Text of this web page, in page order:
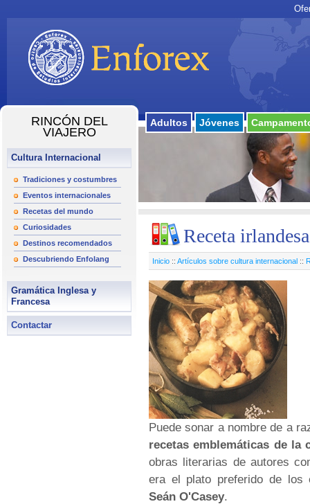
Adultos Jóvenes
RINCÓN DEL
VIAJERO
Cultura Internacional
Tradiciones y costumbres
Eventos internacionales
Recetas del mundo
Curiosidades
Destinos recomendados
Descubriendo Enfolang
Gramática Inglesa y
Francesa
Contactar
Receta
Inicio :: Artículos sobre cultura internacional ::
Puede sonar a nombre de a
recetas emblemáticas de la
obras literarias de autores
era el plato preferido de
Seán O'Casey.